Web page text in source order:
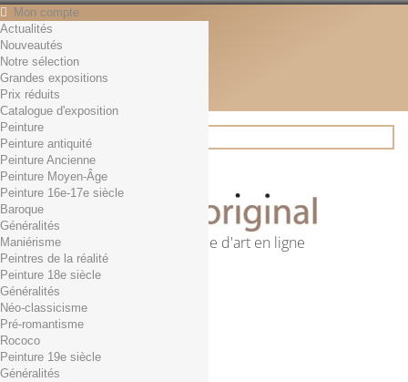
Mon compte
Contact
Français
English
Français
Actualités
Rechercher
Première librairie d'art en ligne
Panier (vide)
Aucun produit
0,01€ dès 29€ d'achat
0,00 € Total
Commander
Actualités
Nouveautés
Notre sélection
Grandes expositions
Prix réduits
Catalogue d'exposition
Peinture
Peinture antiquité
Peinture Ancienne
Peinture Moyen-Âge
Peinture 16e-17e siècle
Baroque
Généralités
Maniérisme
Peintres de la réalité
Peinture 18e siècle
Généralités
Néo-classicisme
Pré-romantisme
Rococo
Peinture 19e siècle
Généralités